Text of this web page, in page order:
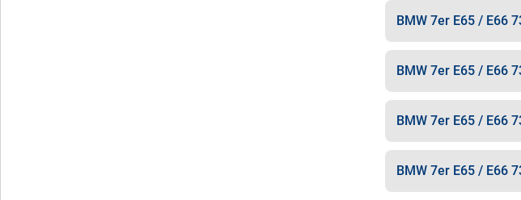
BMW 7er E65 / E66
BMW 7er E65 / E66
BMW 7er E65 / E66
BMW 7er E65 / E66